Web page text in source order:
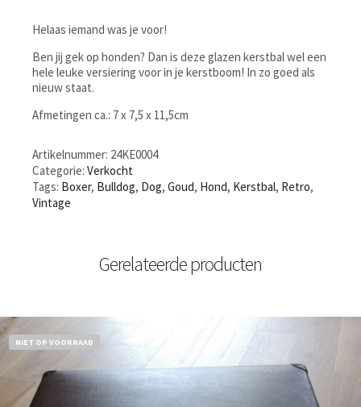
Helaas iemand was je voor!
Ben jij gek op honden? Dan is deze glazen kerstbal wel een
hele leuke versiering voor in je kerstboom! In zo goed als
nieuw staat.
Afmetingen ca.: 7 x 7,5 x 11,5cm
Artikelnummer: 24KE0004
Categorie: Verkocht
Tags: Boxer, Bulldog, Dog, Goud, Hond, Kerstbal, Retro,
Vintage
Gerelateerde producten
NIET OP VOORRAAD